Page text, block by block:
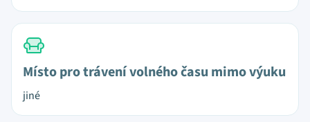
Místo pro trávení volného času mimo výuku
jiné